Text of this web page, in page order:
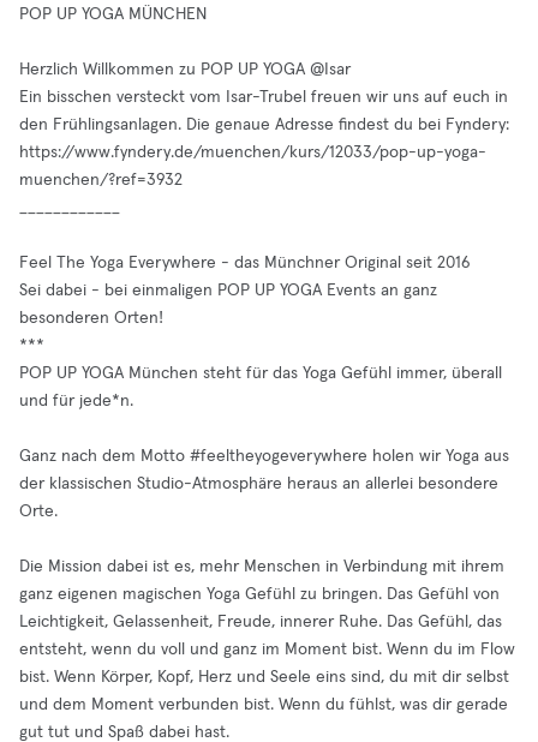
POP UP YOGA MÜNCHEN
Herzlich Willkommen zu POP UP YOGA @Isar
Ein bisschen versteckt vom Isar-Trubel freuen wir uns auf euch in
den Frühlingsanlagen. Die genaue Adresse findest du bei Fyndery:
https://www.fyndery.de/muenchen/kurs/12033/pop-up-yoga-
muenchen/?ref=3932
Feel The Yoga Everywhere - das Münchner Original seit 2016
Sei dabei - bei einmaligen POP UP YOGA Events an ganz
besonderen Orten!
***
POP UP YOGA München steht für das Yoga Gefühl immer, überall
und für jede*n.
Ganz nach dem Motto #feeltheyogeverywhere holen wir Yoga aus
der klassischen Studio-Atmosphäre heraus an allerlei besondere
Orte.
Die Mission dabei ist es, mehr Menschen in Verbindung mit ihrem
ganz eigenen magischen Yoga Gefühl zu bringen. Das Gefühl von
Leichtigkeit, Gelassenheit, Freude, innerer Ruhe. Das Gefühl, das
entsteht, wenn du voll und ganz im Moment bist. Wenn du im Flow
bist. Wenn Körper, Kopf, Herz und Seele eins sind, du mit dir selbst
und dem Moment verbunden bist. Wenn du fühlst, was dir gerade
gut tut und Spaß dabei hast.